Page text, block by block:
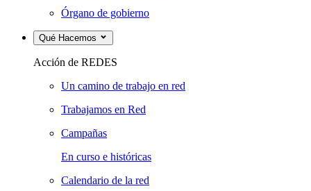
Órgano de gobierno
Qué Hacemos
Acción de REDES
Un camino de trabajo en red
Trabajamos en Red
Campañas
En curso e históricas
Calendario de la red